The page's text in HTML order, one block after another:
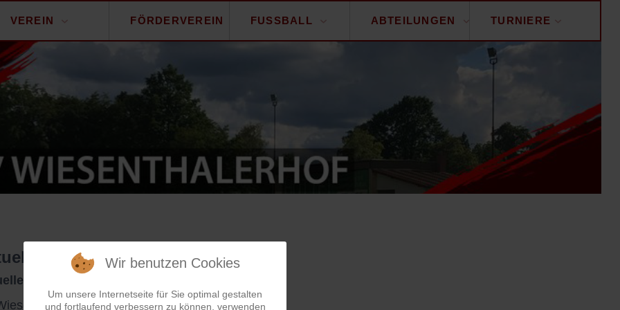
VEREIN FÖRDERVEREIN FUSSBALL ABTEILUNGEN TURNIERE
Ergebnisse
Ergebnisse der 1. und 2. Mannschaft
bei fussball.de
Wir benutzen Cookies
Um unsere Internetseite für Sie optimal gestalten
und fortlaufend verbessern zu können, verwenden